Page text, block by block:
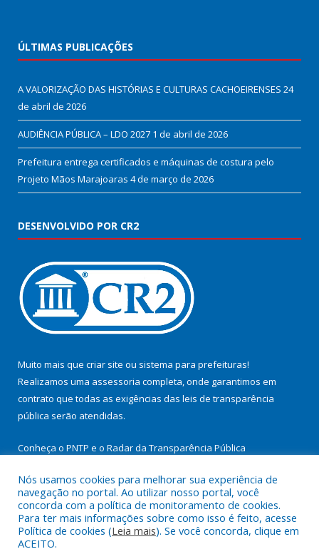
ÚLTIMAS PUBLICAÇÕES
A VALORIZAÇÃO DAS HISTÓRIAS E CULTURAS CACHOEIRENSES 24
de abril de 2026
AUDIÊNCIA PÚBLICA – LDO 2027 1 de abril de 2026
Prefeitura entrega certificados e máquinas de costura pelo
Projeto Mãos Marajoaras 4 de março de 2026
DESENVOLVIDO POR CR2
Muito mais que criar site ou sistema para prefeituras!
Realizamos uma assessoria completa, onde garantimos em
contrato que todas as exigências das leis de transparência
pública serão atendidas.
Conheça o PNTP e o Radar da Transparência Pública
Todos os direitos reservados a Prefeitura Municipal de
Cachoeira do Arari.
Nós usamos cookies para melhorar sua experiência de
navegação no portal. Ao utilizar nosso portal, você
concorda com a política de monitoramento de cookies.
Para ter mais informações sobre como isso é feito, acesse
Política de cookies (Leia mais). Se você concorda, clique em
ACEITO.